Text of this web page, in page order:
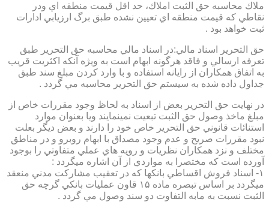
ملاك محاسبه حق الثبت املاك، حد اقل قيمت منطقه اي ودر
نقاطي كه قيمت منطقه اي تعيين نشده طبق برگ ارزيابي ادارات
ثبت خواهد بود .
حق التحرير اسناد مالي:در اسناد مالي محاسبه حق التحرير طبق
تعرفه ارسالي و فاقد هرگونه ابهام است به ويژه آنكه اكثريت قريب
به اتفاق همكاران از رايانه استفاده و با وارد كردن مبلغ سند طبق
جداول داده شده به سيستم حق التحرير محاسبه مي گردد .
در نهايت حق التحرير بعض از اسناد به لحاظ وجود مقررات خاص از
مبلغ ماخذ وصول حق الثبت تبعيت نمينمايند ويا بعنوان موارد
استنائات قانوني حق التحرير خاص خود را دارند و بعض ديگر بعلت
نبود مقررات صريح و عدم وجود مصداق با ابهام روبرو و در مناطق
مختلف و نزد همكاران نظريات و رويه هاي عملي متفاوتي را بوجود
آورده است كه مختصرا به مواردي از آن اشاره ميگردد :
۱- اسناد فروش اقساطي بانكها كه در تعقيب مشاركت مدني منعقد
ميگردد بر اساس تبصره ماده ۱۵ قاون عمليات بانكي گرچه حق
الثبت نسبت به مابه التفاوت دو سند وصول مي گردد .